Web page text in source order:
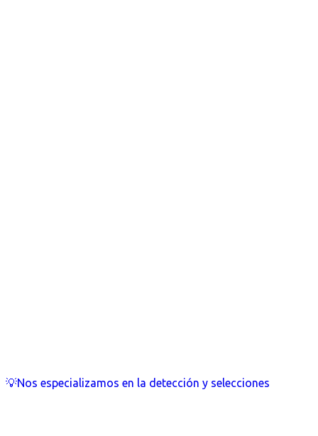
💡Nos especializamos en la detección y selecciones